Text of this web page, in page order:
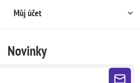
Můj účet
Novinky